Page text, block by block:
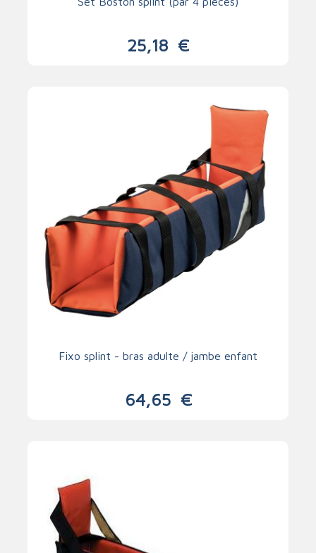
25,18 €
Fixo splint - bras adulte / jambe enfant
64,65 €